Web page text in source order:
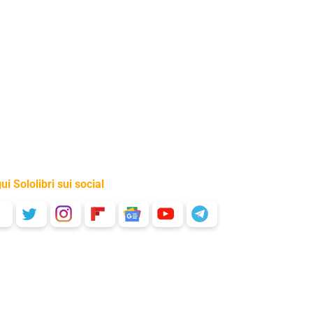
Sololibri sui social